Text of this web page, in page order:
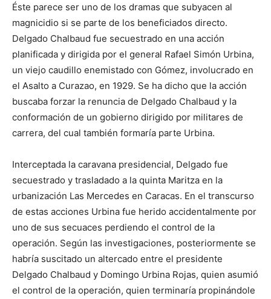
Éste parece ser uno de los dramas que subyacen al
magnicidio si se parte de los beneficiados directo.
Delgado Chalbaud fue secuestrado en una acción
planificada y dirigida por el general Rafael Simón Urbina,
un viejo caudillo enemistado con Gómez, involucrado en
el Asalto a Curazao, en 1929. Se ha dicho que la acción
buscaba forzar la renuncia de Delgado Chalbaud y la
conformación de un gobierno dirigido por militares de
carrera, del cual también formaría parte Urbina.
Interceptada la caravana presidencial, Delgado fue
secuestrado y trasladado a la quinta Maritza en la
urbanización Las Mercedes en Caracas. En el transcurso
de estas acciones Urbina fue herido accidentalmente por
uno de sus secuaces perdiendo el control de la
operación. Según las investigaciones, posteriormente se
habría suscitado un altercado entre el presidente
Delgado Chalbaud y Domingo Urbina Rojas, quien asumió
el control de la operación, quien terminaría propinándole